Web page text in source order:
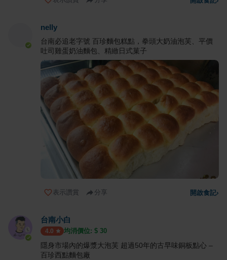
nelly
台南必追老字號 百珍麵包糕點，拳頭大奶油泡芙、平價
吐司雞蛋奶油麵包、精緻日式菓子
表示讚賞 分享 開啟食記›
台南小白
4.0 均消價位: $ 30
隱身市場內的爆漿大泡芙 超過50年的古早味銅板點心 –
百珍西點麵包廠